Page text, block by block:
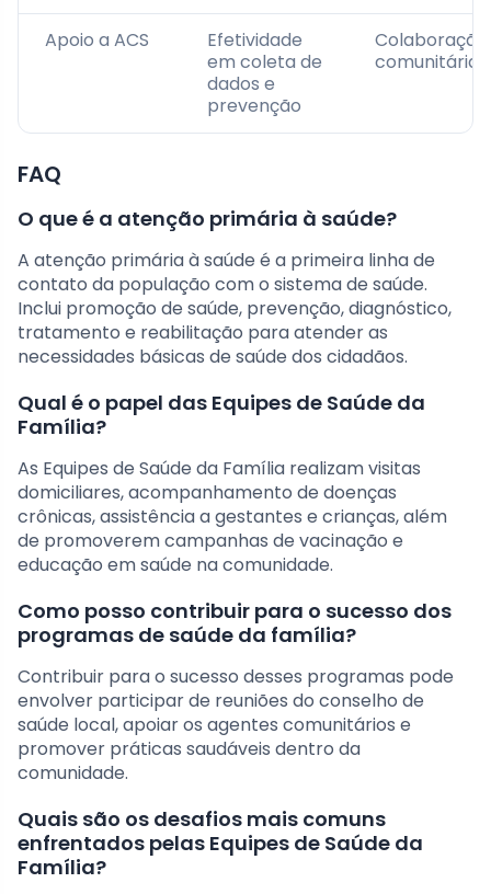
Apoio a ACS
Efetividade
em coleta de
dados e
prevenção
Colaboração
comunitária
FAQ
O que é a atenção primária à saúde?
A atenção primária à saúde é a primeira linha de
contato da população com o sistema de saúde.
Inclui promoção de saúde, prevenção, diagnóstico,
tratamento e reabilitação para atender as
necessidades básicas de saúde dos cidadãos.
Qual é o papel das Equipes de Saúde da
Família?
As Equipes de Saúde da Família realizam visitas
domiciliares, acompanhamento de doenças
crônicas, assistência a gestantes e crianças, além
de promoverem campanhas de vacinação e
educação em saúde na comunidade.
Como posso contribuir para o sucesso dos
programas de saúde da família?
Contribuir para o sucesso desses programas pode
envolver participar de reuniões do conselho de
saúde local, apoiar os agentes comunitários e
promover práticas saudáveis dentro da
comunidade.
Quais são os desafios mais comuns
enfrentados pelas Equipes de Saúde da
Família?